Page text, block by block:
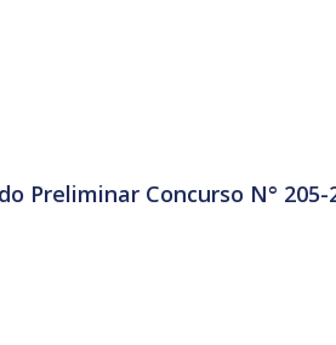
Preliminar Concurso N° 205-